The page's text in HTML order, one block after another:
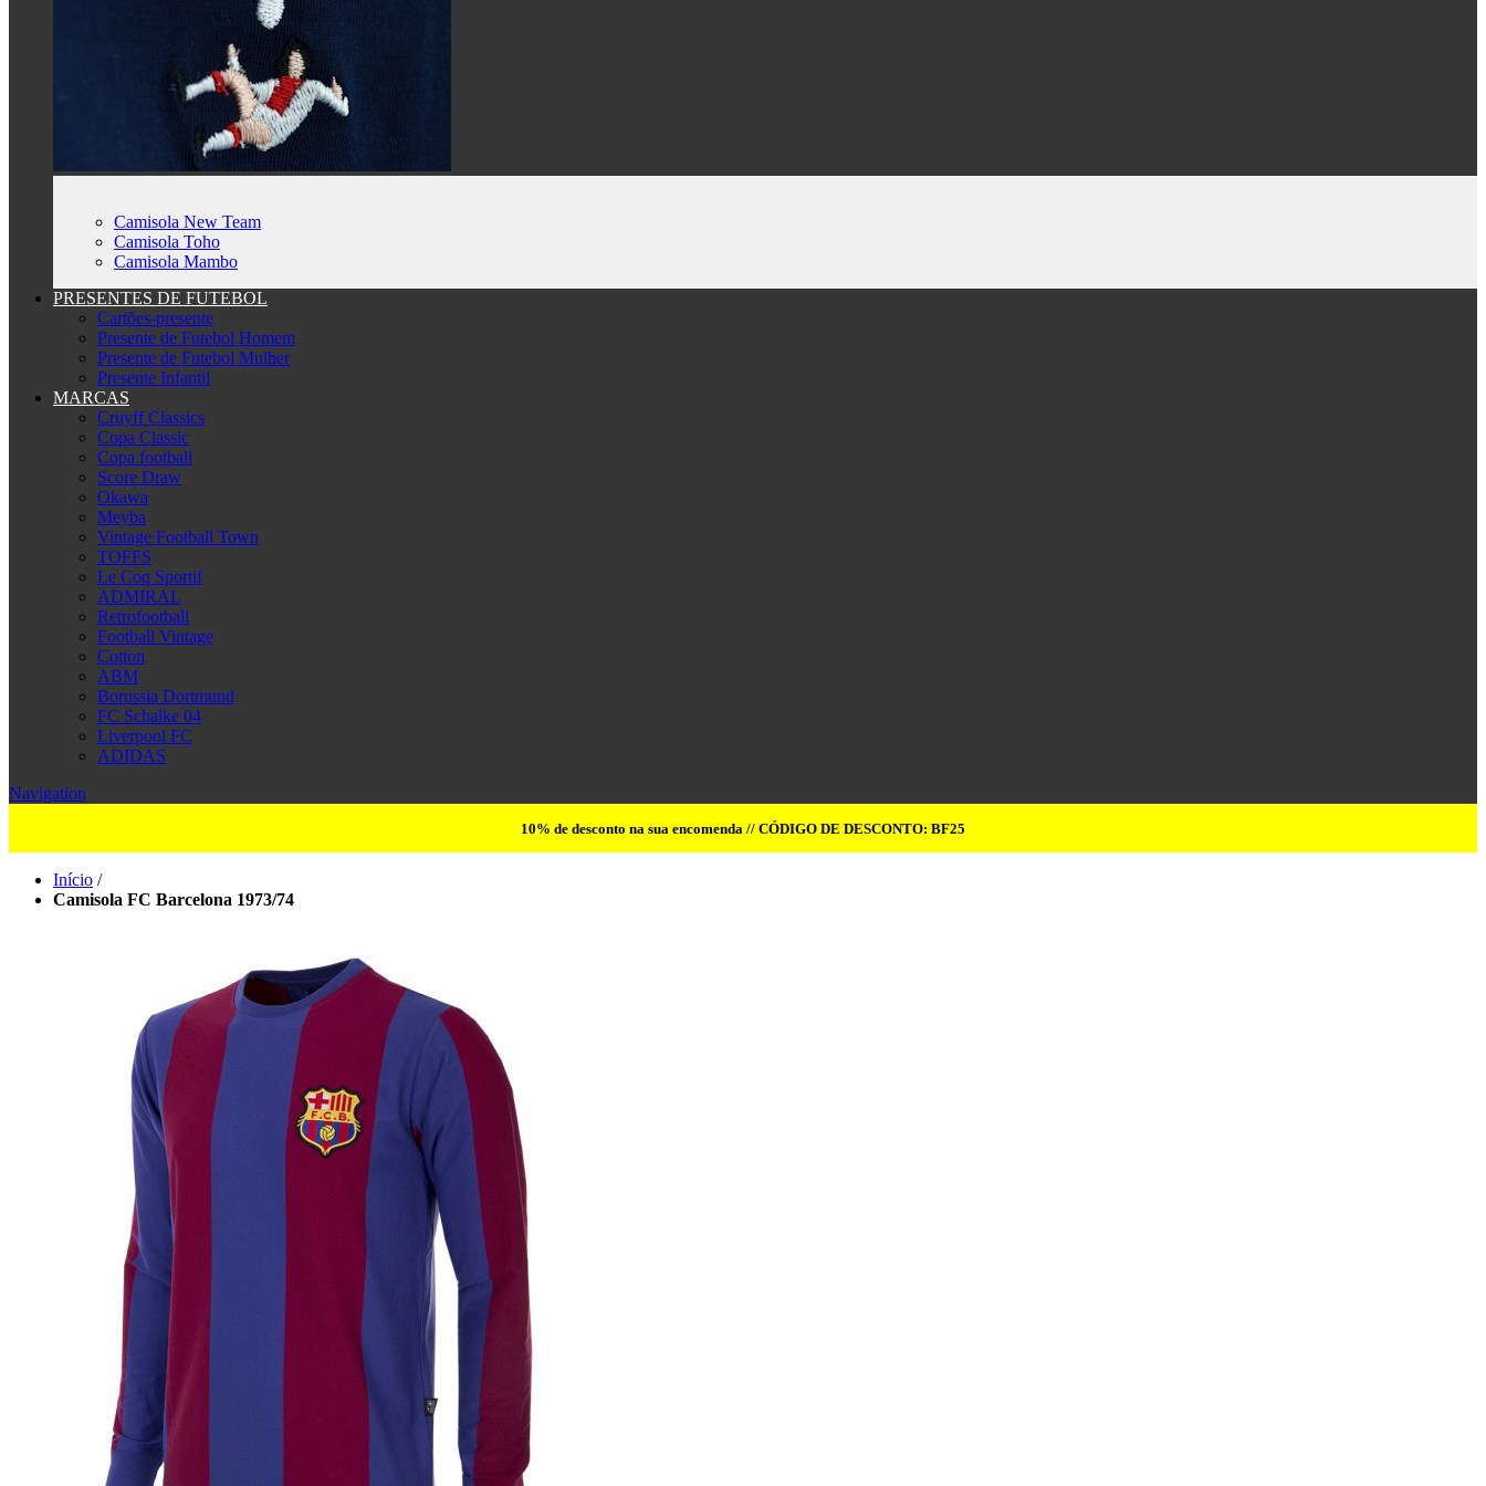
Camisola New Team
Camisola Toho
Camisola Mambo
PRESENTES DE FUTEBOL
Cartões-presente
Presente de Futebol Homem
Presente de Futebol Mulher
Presente Infantil
MARCAS
Cruyff Classics
Copa Classic
Copa football
Score Draw
Okawa
Meyba
Vintage Football Town
TOFFS
Le Coq Sportif
ADMIRAL
Retrofootball
Football Vintage
Cotton
ABM
Borussia Dortmund
FC Schalke 04
Liverpool FC
ADIDAS
Navigation
10% de desconto na sua encomenda // CÓDIGO DE DESCONTO: BF25
Início /
Camisola FC Barcelona 1973/74